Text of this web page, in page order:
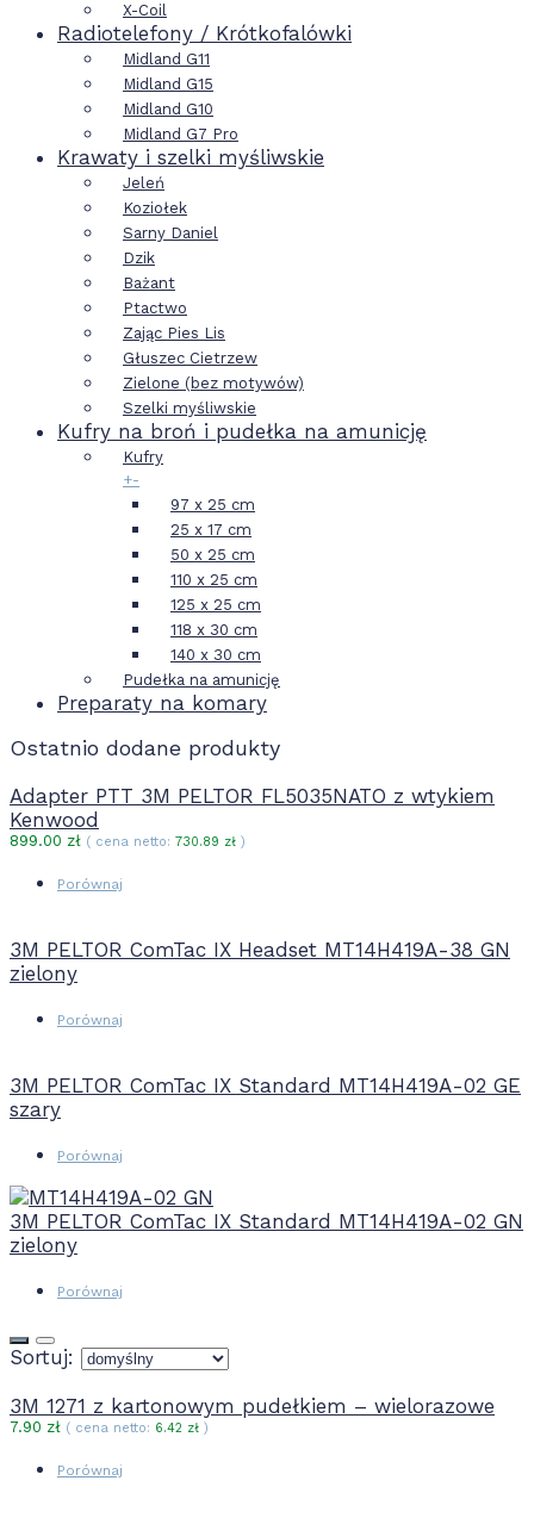
X-Coil
Radiotelefony / Krótkofalówki
Midland G11
Midland G15
Midland G10
Midland G7 Pro
Krawaty i szelki myśliwskie
Jeleń
Koziołek
Sarny Daniel
Dzik
Bażant
Ptactwo
Zając Pies Lis
Głuszec Cietrzew
Zielone (bez motywów)
Szelki myśliwskie
Kufry na broń i pudełka na amunicję
Kufry
+-
97 x 25 cm
25 x 17 cm
50 x 25 cm
110 x 25 cm
125 x 25 cm
118 x 30 cm
140 x 30 cm
Pudełka na amunicję
Preparaty na komary
Ostatnio dodane produkty
Adapter PTT 3M PELTOR FL5035NATO z wtykiem
Kenwood
899.00 zł ( cena netto: 730.89 zł )
Porównaj
3M PELTOR ComTac IX Headset MT14H419A-38 GN
zielony
Porównaj
3M PELTOR ComTac IX Standard MT14H419A-02 GE
szary
Porównaj
3M PELTOR ComTac IX Standard MT14H419A-02 GN
zielony
Porównaj
Sortuj:
3M 1271 z kartonowym pudełkiem – wielorazowe
7.90 zł ( cena netto: 6.42 zł )
Porównaj